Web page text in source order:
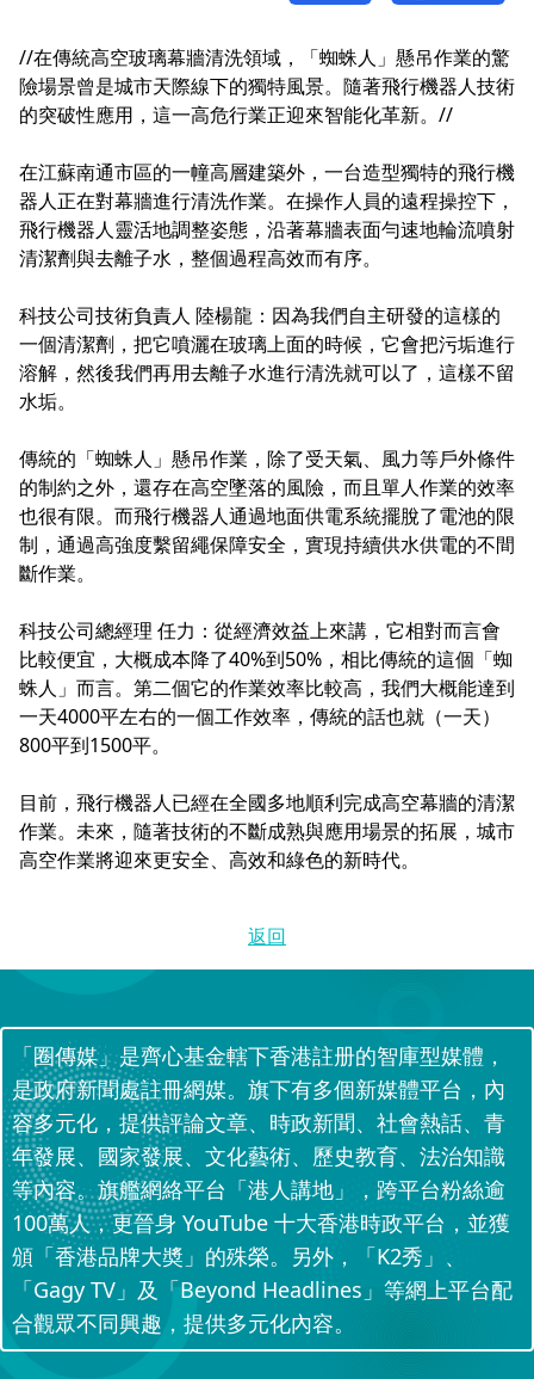
//在傳統高空玻璃幕牆清洗領域，「蜘蛛人」懸吊作業的驚
險場景曾是城市天際線下的獨特風景。隨著飛行機器人技術
的突破性應用，這一高危行業正迎來智能化革新。//
在江蘇南通市區的一幢高層建築外，一台造型獨特的飛行機
器人正在對幕牆進行清洗作業。在操作人員的遠程操控下，
飛行機器人靈活地調整姿態，沿著幕牆表面勻速地輪流噴射
清潔劑與去離子水，整個過程高效而有序。
科技公司技術負責人 陸楊龍：因為我們自主研發的這樣的
一個清潔劑，把它噴灑在玻璃上面的時候，它會把污垢進行
溶解，然後我們再用去離子水進行清洗就可以了，這樣不留
水垢。
傳統的「蜘蛛人」懸吊作業，除了受天氣、風力等戶外條件
的制約之外，還存在高空墜落的風險，而且單人作業的效率
也很有限。而飛行機器人通過地面供電系統擺脫了電池的限
制，通過高強度繫留繩保障安全，實現持續供水供電的不間
斷作業。
科技公司總經理 任力：從經濟效益上來講，它相對而言會
比較便宜，大概成本降了40%到50%，相比傳統的這個「蜘
蛛人」而言。第二個它的作業效率比較高，我們大概能達到
一天4000平左右的一個工作效率，傳統的話也就（一天）
800平到1500平。
目前，飛行機器人已經在全國多地順利完成高空幕牆的清潔
作業。未來，隨著技術的不斷成熟與應用場景的拓展，城市
高空作業將迎來更安全、高效和綠色的新時代。
返回
「圈傳媒」是齊心基金轄下香港註册的智庫型媒體，
是政府新聞處註冊網媒。旗下有多個新媒體平台，內
容多元化，提供評論文章、時政新聞、社會熱話、青
年發展、國家發展、文化藝術、歷史教育、法治知識
等內容。旗艦網絡平台「港人講地」，跨平台粉絲逾
100萬人，更晉身 YouTube 十大香港時政平台，並獲
頒「香港品牌大奬」的殊榮。另外，「K2秀」、
「Gagy TV」及「Beyond Headlines」等網上平台配
合觀眾不同興趣，提供多元化內容。